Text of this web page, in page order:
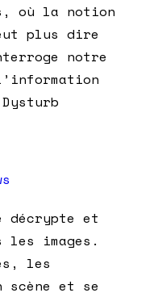
où la notion
plus dire
notre
décrypte et
les images.
les
scène et se